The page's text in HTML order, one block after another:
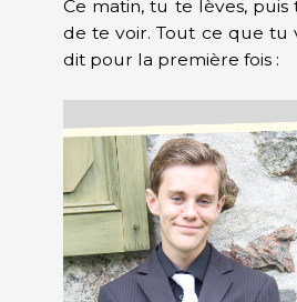
Ce matin, tu te lèves,
de te voir. Tout ce que tu
dit pour la première fois :